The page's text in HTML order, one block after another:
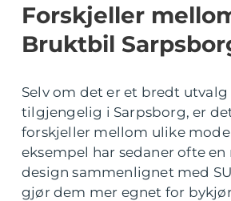
Forskjeller
Bruktbil
Selv om det er et bredt
tilgjengelig i Sarpsborg, er
forskjeller mellom ulike
eksempel har sedaner ofte
design sammenlignet med
gjør dem mer egnet for